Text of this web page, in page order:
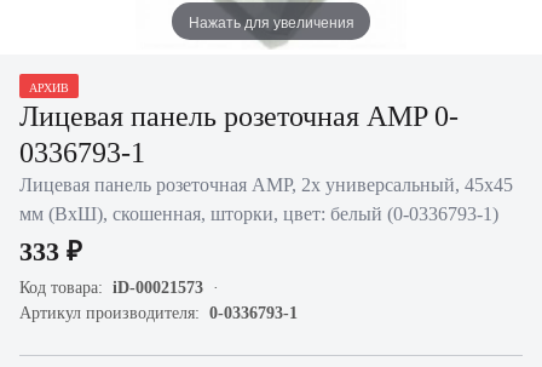
Нажать для увеличения
АРХИВ
Лицевая панель розеточная AMP 0-
0336793-1
Лицевая панель розеточная AMP, 2х универсальный, 45х45
мм (ВхШ), скошенная, шторки, цвет: белый (0-0336793-1)
333 ₽
Код товара: iD-00021573
Артикул производителя: 0-0336793-1